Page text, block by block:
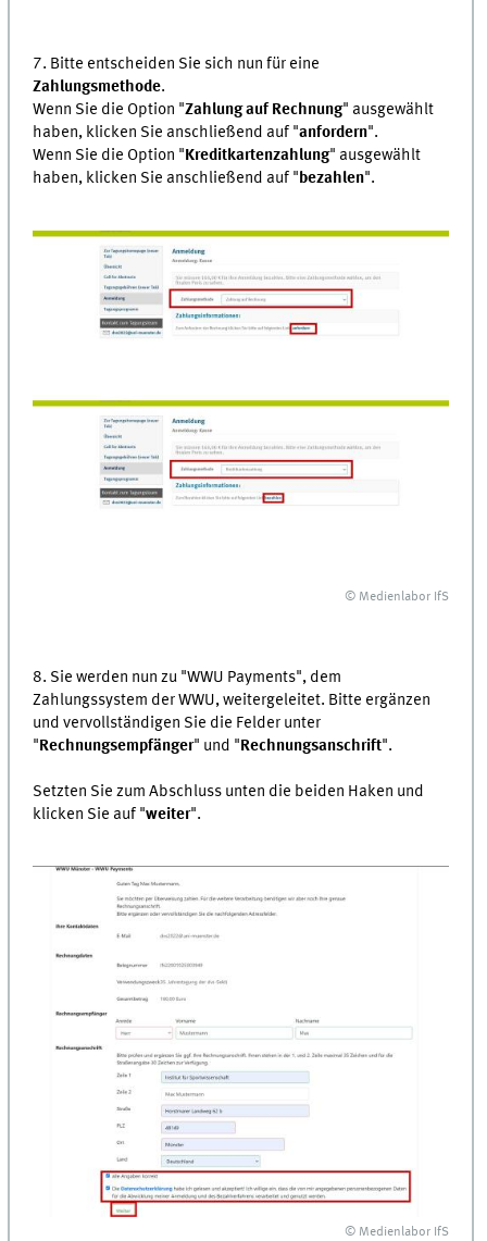
7. Bitte entscheiden Sie sich nun für eine
Zahlungsmethode.
Wenn Sie die Option "Zahlung auf Rechnung" ausgewählt
haben, klicken Sie anschließend auf "anfordern".
Wenn Sie die Option "Kreditkartenzahlung" ausgewählt
haben, klicken Sie anschließend auf "bezahlen".
© Medienlabor IfS
8. Sie werden nun zu "WWU Payments", dem
Zahlungssystem der WWU, weitergeleitet. Bitte ergänzen
und vervollständigen Sie die Felder unter
" Rechnungsempfänger" und " Rechnungsanschrift".
Setzten Sie zum Abschluss unten die beiden Haken und
klicken Sie auf "weiter".
© Medienlabor IfS